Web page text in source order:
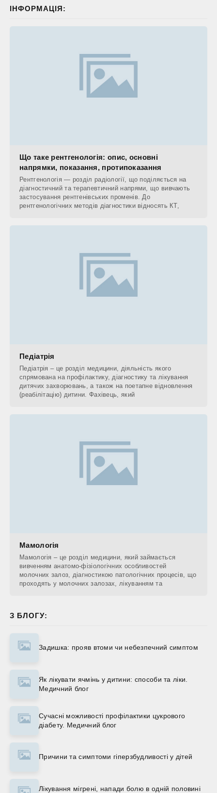
ІНФОРМАЦІЯ:
Що таке рентгенологія: опис, основні
напрямки, показання, протипоказання
Рентгенологія — розділ радіології, що поділяється на
діагностичний та терапевтичний напрями, що вивчають
застосування рентгенівських променів. До
рентгенологічних методів діагностики відносять КТ,
Педіатрія
Педіатрія – це розділ медицини, діяльність якого
спрямована на профілактику, діагностику та лікування
дитячих захворювань, а також на поетапне відновлення
(реабілітацію) дитини. Фахівець, який
Мамологія
Мамологія – це розділ медицини, який займається
вивченням анатомо-фізіологічних особливостей
молочних залоз, діагностикою патологічних процесів, що
проходять у молочних залозах, лікуванням та
З БЛОГУ:
Задишка: прояв втоми чи небезпечний симптом
Як лікувати ячмінь у дитини: способи та ліки.
Медичний блог
Сучасні можливості профілактики цукрового
діабету. Медичний блог
Причини та симптоми гіперзбудливості у дітей
Лікування мігрені, напади болю в одній половині